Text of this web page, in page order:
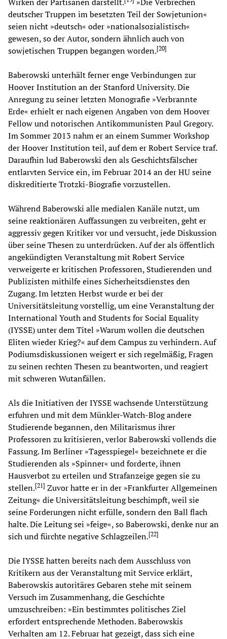
deutscher Truppen im besetzten Teil der Sowjetunion«
seien nicht »deutsch« oder »nationalsozialistisch«
gewesen, so der Autor, sondern ähnlich auch von
sowjetischen Truppen begangen worden.[20]
Baberowski unterhält ferner enge Verbindungen zur
Hoover Institution an der Stanford University. Die
Anregung zu seiner letzten Monografie »Verbrannte
Erde« erhielt er nach eigenen Angaben von dem Hoover
Fellow und notorischen Antikommunisten Paul Gregory.
Im Sommer 2013 nahm er an einem Summer Workshop
der Hoover Institution teil, auf dem er Robert Service traf.
Daraufhin lud Baberowski den als Geschichtsfälscher
entlarvten Service ein, im Februar 2014 an der HU seine
diskreditierte Trotzki-Biografie vorzustellen.
Während Baberowski alle medialen Kanäle nutzt, um
seine reaktionären Auffassungen zu verbreiten, geht er
aggressiv gegen Kritiker vor und versucht, jede Diskussion
über seine Thesen zu unterdrücken. Auf der als öffentlich
angekündigten Veranstaltung mit Robert Service
verweigerte er kritischen Professoren, Studierenden und
Publizisten mithilfe eines Sicherheitsdienstes den
Zugang. Im letzten Herbst wurde er bei der
Universitätsleitung vorstellig, um eine Veranstaltung der
International Youth and Students for Social Equality
(IYSSE) unter dem Titel »Warum wollen die deutschen
Eliten wieder Krieg?« auf dem Campus zu verhindern. Auf
Podiumsdiskussionen weigert er sich regelmäßig, Fragen
zu seinen rechten Thesen zu beantworten, und reagiert
mit schweren Wutanfällen.
Als die Initiativen der IYSSE wachsende Unterstützung
erfuhren und mit dem Münkler-Watch-Blog andere
Studierende begannen, den Militarismus ihrer
Professoren zu kritisieren, verlor Baberowski vollends die
Fassung. Im Berliner »Tagesspiegel« bezeichnete er die
Studierenden als »Spinner« und forderte, ihnen
Hausverbot zu erteilen und Strafanzeige gegen sie zu
stellen.[21] Zuvor hatte er in der »Frankfurter Allgemeinen
Zeitung« die Universitätsleitung beschimpft, weil sie
seine Forderungen nicht erfülle, sondern den Ball flach
halte. Die Leitung sei »feige«, so Baberowski, denke nur an
sich und fürchte negative Schlagzeilen.[22]
Die IYSSE hatten bereits nach dem Ausschluss von
Kritikern aus der Veranstaltung mit Service erklärt,
Baberowskis autoritäres Gebaren stehe mit seinem
Versuch im Zusammenhang, die Geschichte
umzuschreiben: »Ein bestimmtes politisches Ziel
erfordert entsprechende Methoden. Baberowskis
Verhalten am 12. Februar hat gezeigt, dass sich eine